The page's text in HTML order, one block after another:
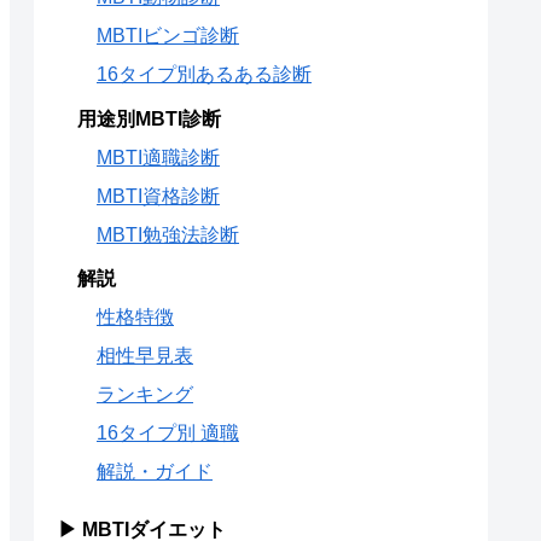
MBTIビンゴ診断
16タイプ別あるある診断
用途別MBTI診断
MBTI適職診断
MBTI資格診断
MBTI勉強法診断
解説
性格特徴
相性早見表
ランキング
16タイプ別 適職
解説・ガイド
▶ MBTIダイエット